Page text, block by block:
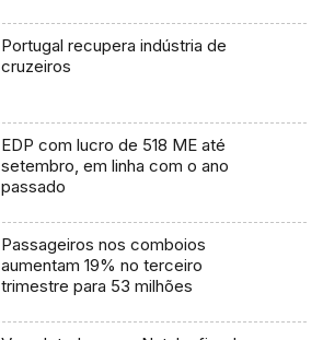
Portugal recupera indústria de
cruzeiros
EDP com lucro de 518 ME até
setembro, em linha com o ano
passado
Passageiros nos comboios
aumentam 19% no terceiro
trimestre para 53 milhões